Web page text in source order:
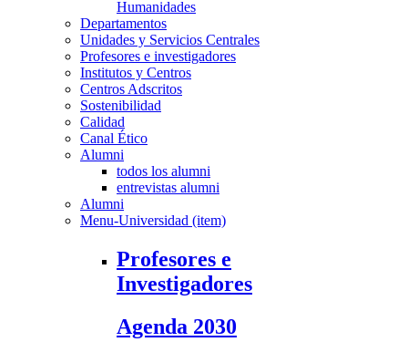
Humanidades
Departamentos
Unidades y Servicios Centrales
Profesores e investigadores
Institutos y Centros
Centros Adscritos
Sostenibilidad
Calidad
Canal Ético
Alumni
todos los alumni
entrevistas alumni
Alumni
Menu-Universidad (item)
Profesores e
Investigadores
Agenda 2030